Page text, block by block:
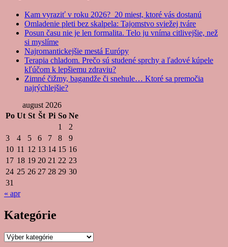
Kam vyraziť v roku 2026? 20 miest, ktoré vás dostanú
Omladenie pleti bez skalpela: Tajomstvo sviežej tváre
Posun času nie je len formalita. Telo ju vníma citlivejšie, než
si myslíme
Najromantickejšie mestá Európy
Terapia chladom. Prečo sú studené sprchy a ľadové kúpele
kľúčom k lepšiemu zdraviu?
Zimné čižmy, bagandže či snehule… Ktoré sa premočia
najrýchlejšie?
august 2026
Po Ut St Št Pi So Ne
1
2
3
4 5 6 7 8
9
10 11 12 13 14 15 16
17 18 19 20 21 22 23
24 25 26 27 28 29 30
31
« apr
Kategórie
Kategórie